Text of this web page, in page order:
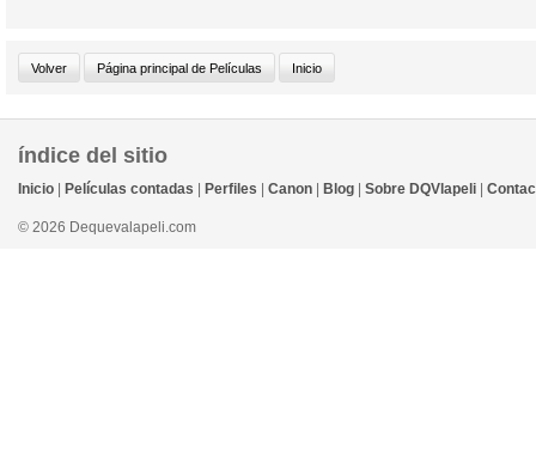
índice del sitio
Inicio Películas contadas Perfiles Canon Blog Sobre DQVlapeli
© 2026 Dequevalapeli.com